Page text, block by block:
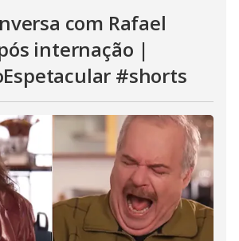
com Rafael
internação |
#shorts